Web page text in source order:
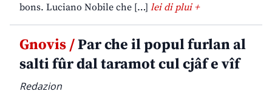
bons. Luciano Nobile che […] lei di plui +
Gnovis /Par che il popul furlan al
salti fûr dal taramot cul cjâf e vîf
Redazion